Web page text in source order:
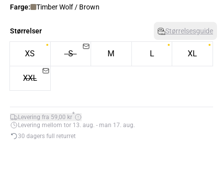
Farge: Timber Wolf / Brown
Størrelser Størrelsesguide
XS S M L XL
XXL
Levering fra 59,00 kr*
Levering mellom tor 13. aug. - man 17. aug.
30 dagers full returret